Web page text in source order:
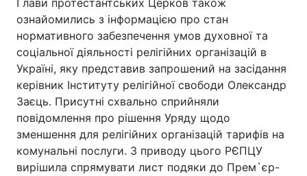
Глави протестантських Церков також
ознайомились з інформацією про стан
нормативного забезпечення умов духовної та
соціальної діяльності релігійних організацій в
Україні, яку представив запрошений на засідання
керівник Інституту релігійної свободи Олександр
Заєць. Присутні схвально сприйняли
повідомлення про рішення Уряду щодо
зменшення для релігійних організацій тарифів на
комунальні послуги. З приводу цього РЄПЦУ
вирішила спрямувати лист подяки до Прем`єр-